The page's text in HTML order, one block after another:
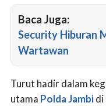
Baca Juga:
Security Hiburan
Wartawan
Turut hadir dalam
utama Polda Jambidi